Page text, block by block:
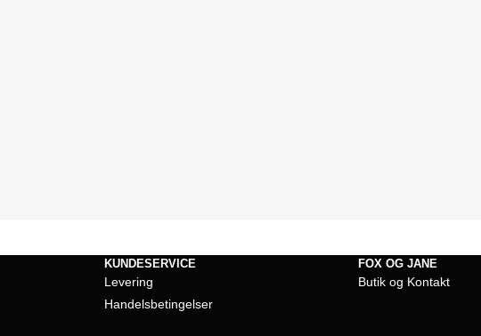
KUNDESERVICE
Levering
Handelsbetingelser
FOX OG JANE
Butik og Kontakt